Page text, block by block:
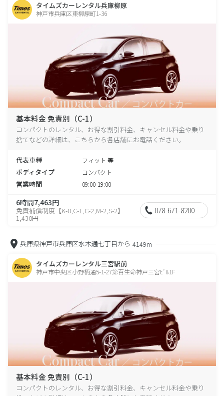
タイムズカーレンタル兵庫柳原
神戸市兵庫区東柳原町1-36
基本料金 免責別（C-1）
コンパクトのレンタル、お得な割引料金、キャンセル料金や乗り
捨てなどの詳細は、こちらから各店舗にお電話ください。
代表車種 フィット 等
ボディタイプ コンパクト
営業時間 09:00-19:00
6時間7,463円
免責補償制度【K-0,C-1,C-2,M-2,S-2】
1,430円
078-671-8200
兵庫県神戸市兵庫区水木通七丁目から 4149m
タイムズカーレンタル三宮駅前
神戸市中央区小野柄通5-1-27第百生命神戸三宮ﾋﾞﾙ1F
基本料金 免責別（C-1）
コンパクトのレンタル、お得な割引料金、キャンセル料金や乗り